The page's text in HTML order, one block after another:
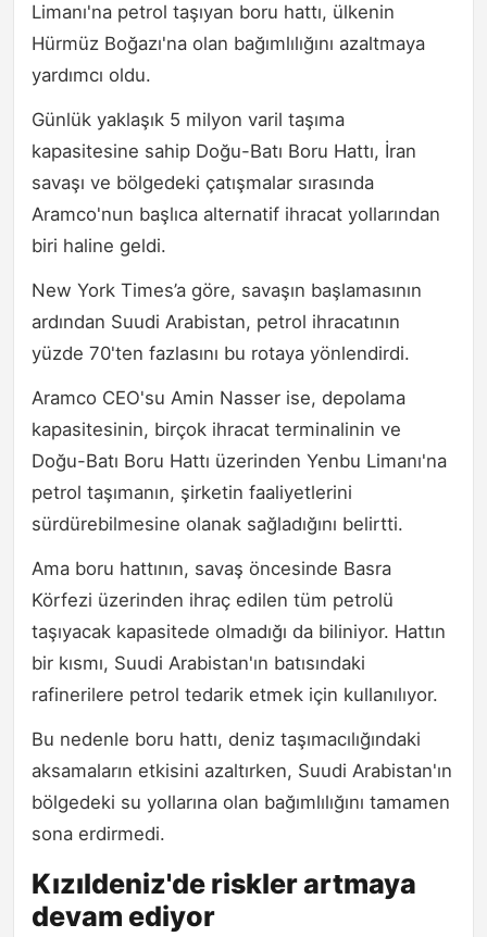
Limanı'na petrol taşıyan boru hattı, ülkenin
Hürmüz Boğazı'na olan bağımlılığını azaltmaya
yardımcı oldu.
Günlük yaklaşık 5 milyon varil taşıma
kapasitesine sahip Doğu-Batı Boru Hattı, İran
savaşı ve bölgedeki çatışmalar sırasında
Aramco'nun başlıca alternatif ihracat yollarından
biri haline geldi.
New York Times’a göre, savaşın başlamasının
ardından Suudi Arabistan, petrol ihracatının
yüzde 70'ten fazlasını bu rotaya yönlendirdi.
Aramco CEO'su Amin Nasser ise, depolama
kapasitesinin, birçok ihracat terminalinin ve
Doğu-Batı Boru Hattı üzerinden Yenbu Limanı'na
petrol taşımanın, şirketin faaliyetlerini
sürdürebilmesine olanak sağladığını belirtti.
Ama boru hattının, savaş öncesinde Basra
Körfezi üzerinden ihraç edilen tüm petrolü
taşıyacak kapasitede olmadığı da biliniyor. Hattın
bir kısmı, Suudi Arabistan'ın batısındaki
rafinerilere petrol tedarik etmek için kullanılıyor.
Bu nedenle boru hattı, deniz taşımacılığındaki
aksamaların etkisini azaltırken, Suudi Arabistan'ın
bölgedeki su yollarına olan bağımlılığını tamamen
sona erdirmedi.
Kızıldeniz'de riskler artmaya
devam ediyor